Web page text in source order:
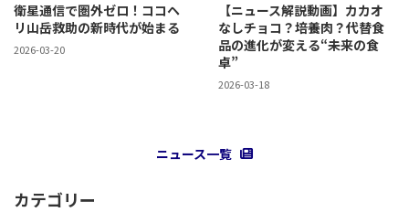
衛星通信で圏外ゼロ！ココヘ
リ山岳救助の新時代が始まる
2026-03-20
【ニュース解説動画】カカオ
なしチョコ？培養肉？代替食
品の進化が変える“未来の食
卓”
2026-03-18
ニュース一覧
カテゴリー